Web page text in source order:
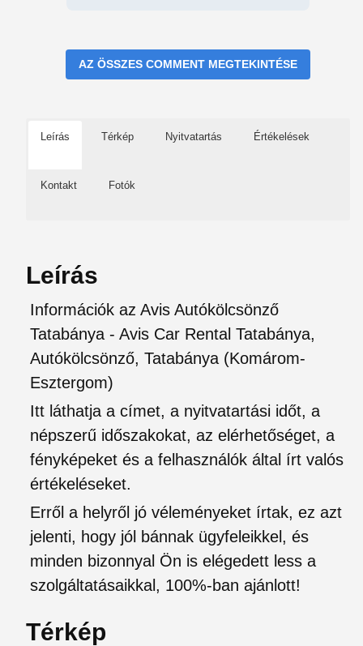
AZ ÖSSZES COMMENT MEGTEKINTÉSE
Leírás Térkép Nyitvatartás Értékelések
Kontakt Fotók
Leírás
Információk az Avis Autókölcsönző
Tatabánya - Avis Car Rental Tatabánya,
Autókölcsönző, Tatabánya (Komárom-
Esztergom)
Itt láthatja a címet, a nyitvatartási időt, a
népszerű időszakokat, az elérhetőséget, a
fényképeket és a felhasználók által írt valós
értékeléseket.
Erről a helyről jó véleményeket írtak, ez azt
jelenti, hogy jól bánnak ügyfeleikkel, és
minden bizonnyal Ön is elégedett less a
szolgáltatásaikkal, 100%-ban ajánlott!
Térkép